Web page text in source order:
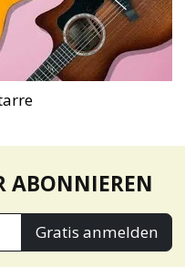
ABONNIEREN
Gratis anmelden